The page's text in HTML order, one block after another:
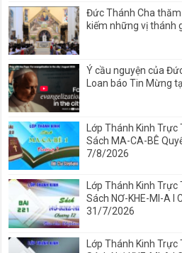
Đức Thánh Cha
kiếm những vị thánh
Ý cầu nguyện của
Loan báo Tin Mừng
Lớp Thánh Kinh Trực
Sách MA-CA-BÊ
7/8/2026
Lớp Thánh Kinh Trực
Sách NƠ-KHE-MI-A I
31/7/2026
Lớp Thánh Kinh Trực